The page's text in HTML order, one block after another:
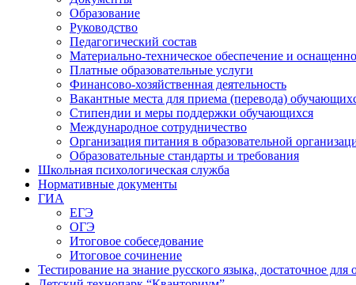
Образование
Руководство
Педагогический состав
Материально-техническое обеспечение и
Платные образовательные услуги
Финансово-хозяйственная деятельность
Вакантные места для приема (перевода)
Стипендии и меры поддержки обучающихся
Международное сотрудничество
Организация питания в образовательной
Образовательные стандарты и требования
Школьная психологическая служба
Нормативные документы
ГИА
ЕГЭ
ОГЭ
Итоговое собеседование
Итоговое сочинение
Тестирование на знание русского языка, достаточное